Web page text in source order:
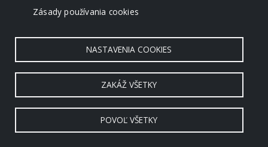
Copyright © 2006 - 2026 by crevko
Zásady používania cookies
NASTAVENIA COOKIES
ZAKÁŽ VŠETKY
POVOĽ VŠETKY